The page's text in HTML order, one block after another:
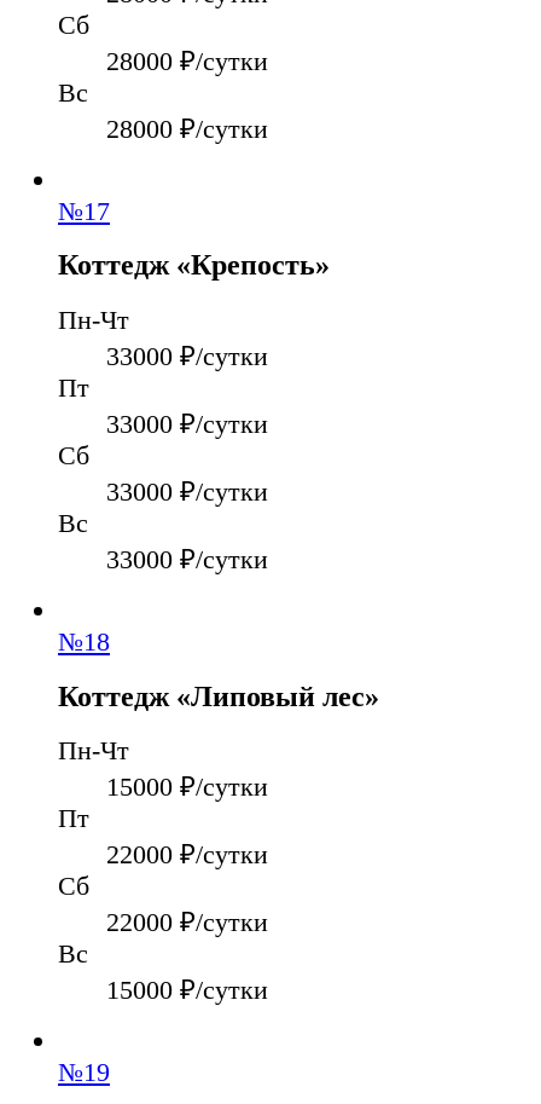
Сб
28000 ₽/сутки
Вс
28000 ₽/сутки
№17
Коттедж «Крепость»
Пн-Чт
33000 ₽/сутки
Пт
33000 ₽/сутки
Сб
33000 ₽/сутки
Вс
33000 ₽/сутки
№18
Коттедж «Липовый лес»
Пн-Чт
15000 ₽/сутки
Пт
22000 ₽/сутки
Сб
22000 ₽/сутки
Вс
15000 ₽/сутки
№19